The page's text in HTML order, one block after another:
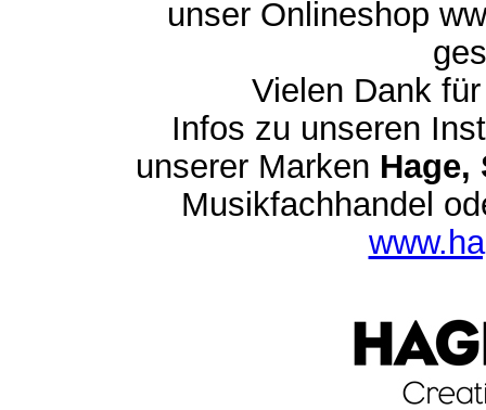
unser Onlineshop
Vielen Dank
Infos zu unseren
unserer Marken Hage,
Musikfachhandel